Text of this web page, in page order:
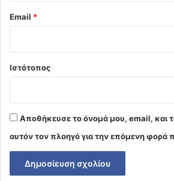
Email *
Ιστότοπος
Αποθήκευσε το όνομά μου, email, και
αυτόν τον πλοηγό για την επόμενη φορά